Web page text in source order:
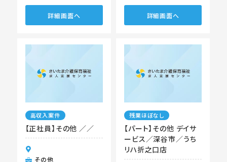
詳細画面へ 詳細画面へ
高収入案件
【正社員】その他 ／／
その他
残業ほぼなし
【パート】その他 デイサ
ービス／深谷市／うち
リハ折之口店